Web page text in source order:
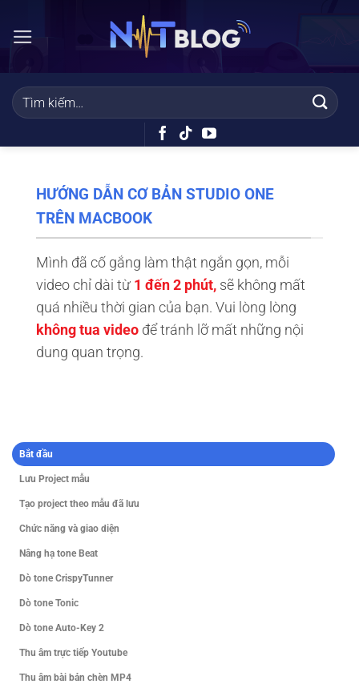
qua
dung
HƯỚNG DẪN CƠ BẢN STUDIO ONE
TRÊN MACBOOK
Mình đã cố gắng làm thật ngắn gọn, mỗi
video chỉ dài từ 1 đến 2 phút, sẽ không mất
quá nhiều thời gian của bạn. Vui lòng lòng
không tua video để tránh lỡ mất những nội
dung quan trọng.
Bắt đầu
Lưu Project mẫu
Tạo project theo mẫu đã lưu
Chức năng và giao diện
Nâng hạ tone Beat
Dò tone CrispyTunner
Dò tone Tonic
Dò tone Auto-Key 2
Thu âm trực tiếp Youtube
Thu âm bài bản chèn MP4